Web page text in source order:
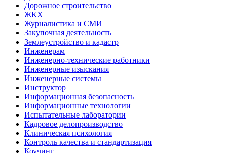
Дорожное строительство
ЖКХ
Журналистика и СМИ
Закупочная деятельность
Землеустройство и кадастр
Инженерам
Инженерно-технические работники
Инженерные изыскания
Инженерные системы
Инструктор
Информационная безопасность
Информационные технологии
Испытательные лаборатории
Кадровое делопроизводство
Клиническая психология
Контроль качества и стандартизация
Коучинг